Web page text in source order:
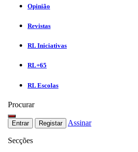
Opinião
Revistas
RL Iniciativas
RL+65
RL Escolas
Procurar
Entrar Registar Assinar
Secções